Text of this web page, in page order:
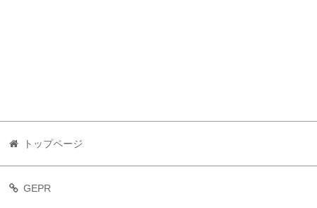
トップページ
GEPR